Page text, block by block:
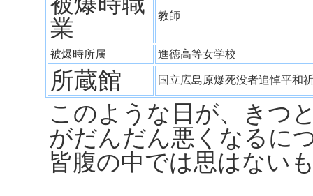
業
教師
被爆時所属 進徳高等女学校
所蔵館 国立広島原爆死没者追悼平
このような日が、きつ
がだんだん悪くなるに
皆腹の中では思はない